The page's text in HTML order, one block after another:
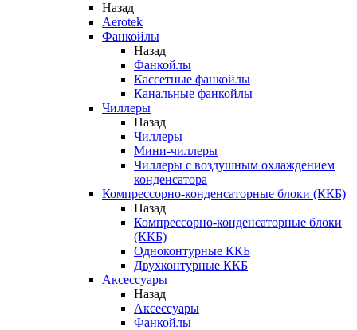
Назад
Aerotek
Фанкойлы
Назад
Фанкойлы
Кассетные фанкойлы
Канальные фанкойлы
Чиллеры
Назад
Чиллеры
Мини-чиллеры
Чиллеры с воздушным охлаждением
конденсатора
Компрессорно-конденсаторные блоки (ККБ)
Назад
Компрессорно-конденсаторные блоки
(ККБ)
Одноконтурные ККБ
Двухконтурные ККБ
Аксессуары
Назад
Аксессуары
Фанкойлы